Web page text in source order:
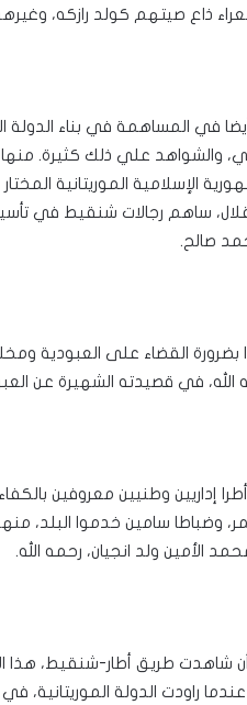
ذاع صيتهم كولد رازكه،
في المساهمة في بناء الدولة
والشواهد علي ذلك كثيرة. منها
الإسلامية الموريتانية
ساهم رجالات شنقيط في
صالح.
بضرورة القضاء على العبودية
في قصيدته الشهيرة عن
إداريين وطنيين معروفين
وضباطا سامين خدموا
الأمين ولد انجيان، رحمه الله.
طريق أطار-شنقيط، هذا
عندما راودت الدولة